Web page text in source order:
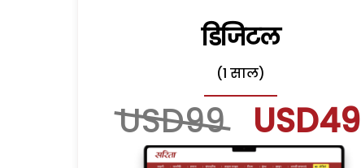
डिजिटल
(1 साल)
USD99 USD49